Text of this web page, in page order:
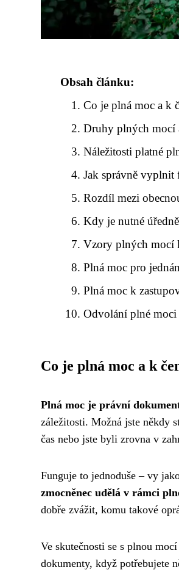
Obsah článku:
Co je plná moc a k
Druhy plných mocí
Náležitosti platné
Jak správně
Rozdíl mezi
Kdy je nutné
Vzory plných mocí
Plná moc pro
Plná moc k
Odvolání plné moci
Co je plná moc a k
Plná moc je právní
záležitosti. Možná jste někdy
čas nebo jste byli zrovna v
Funguje to jednoduše – vy
zmocněnec udělá v rámci
dobře zvážit, komu takové
Ve skutečnosti se s plnou
dokumenty, když potřebujete